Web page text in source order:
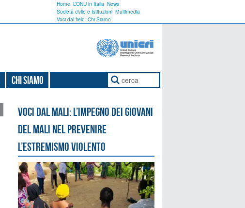
Home L’ONU in Italia News
Società civile e Istituzioni Multimedia
Voci dal field Chi Siamo
Chi Siamo
Voci dal Mali: l’impegno dei giovani
del Mali nel prevenire
l’estremismo violento